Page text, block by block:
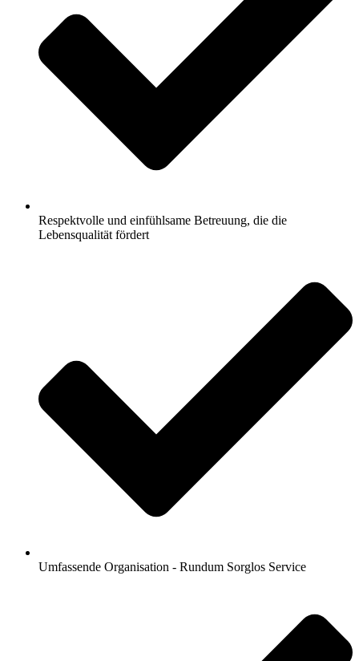
Respektvolle und einfühlsame Betreuung, die die
Lebensqualität fördert
Umfassende Organisation - Rundum Sorglos Service